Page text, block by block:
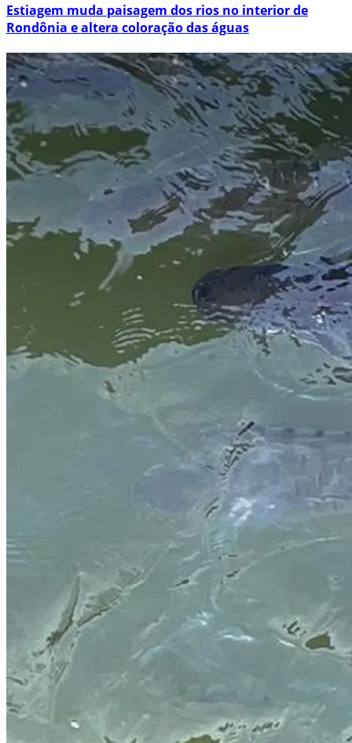
Estiagem muda paisagem dos rios no interior de
Rondônia e altera coloração das águas